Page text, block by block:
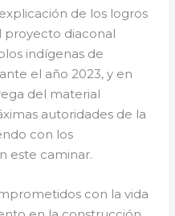
de los logros
proyecto diaconal
indígenas de
el año 2023, y en
del material
autoridades de la
con los
este caminar.
con la vida